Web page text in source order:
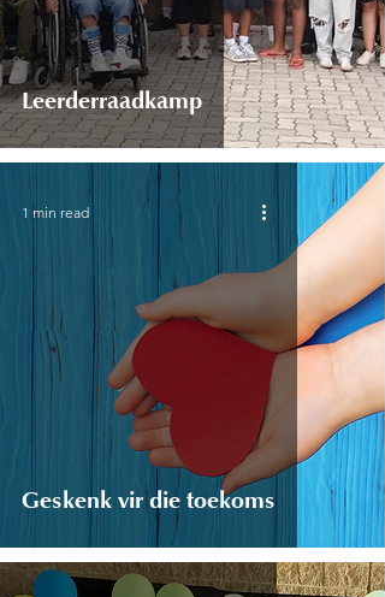
Leerderraadkamp
Geskenk vir die toekoms
1 min read